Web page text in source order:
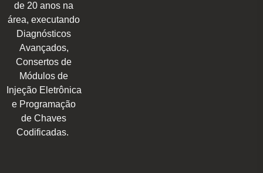
de 20 anos na
área, executando
Diagnósticos
Avançados,
Consertos de
Módulos de
Injeção Eletrônica
e Programação
de Chaves
Codificadas.